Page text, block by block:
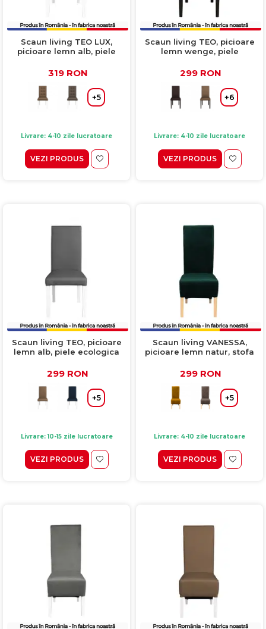
Scaun living TEO LUX,
picioare lemn alb, piele
319 RON
+5
Livrare: 4-10 zile lucratoare
VEZI PRODUS
Scaun living TEO, picioare
lemn wenge, piele
46x60x98 cm
299 RON
+6
Livrare: 4-10 zile lucratoare
VEZI PRODUS
Scaun living TEO, picioare
lemn alb, piele ecologica
299 RON
+5
Livrare: 10-15 zile lucratoare
VEZI PRODUS
Scaun living VANESSA,
picioare lemn natur, stofa
cm
299 RON
+5
Livrare: 4-10 zile lucratoare
VEZI PRODUS